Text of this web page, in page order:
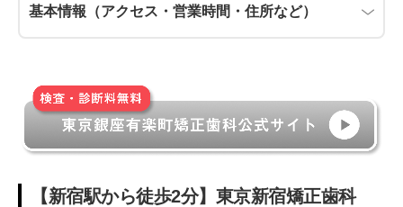
基本情報（アクセス・営業時間・住所など）
【新宿駅から徒歩2分】東京新宿矯正歯科